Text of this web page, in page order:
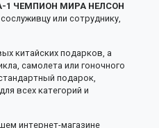
1 ЧЕМПИОН МИРА НЕЛСОН
или сотруднику,
китайских подарков, а
самолета или гоночного
подарок,
всех категорий и
интернет-магазине